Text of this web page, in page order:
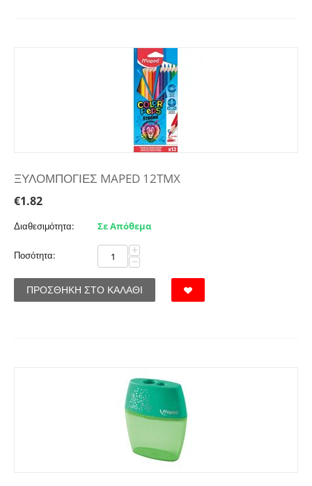
ΞΥΛΟΜΠΟΓΙΕΣ MAPED 12TMX
€1.82
Διαθεσιμότητα: Σε Απόθεμα
Ποσότητα: +
−
ΠΡΟΣΘΉΚΗ ΣΤΟ ΚΑΛΆΘΙ